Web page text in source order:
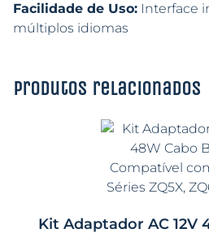
Facilidade de Uso: Interface
múltiplos idiomas
Produtos relacionados
Kit Adaptador AC 12V